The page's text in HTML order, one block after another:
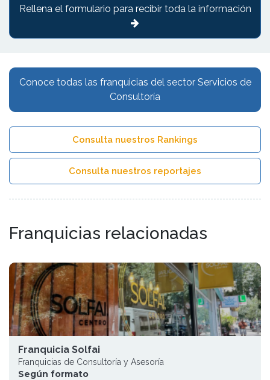
Conoce todas las franquicias del sector Servicios de
Consultoría
Consulta nuestros Rankings
Consulta nuestros reportajes
Franquicias relacionadas
Franquicia Solfai
Franquicias de Consultoría y Asesoría
Según formato